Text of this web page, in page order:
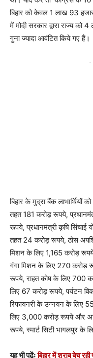
बिहार को केवल 1 लाख 93
में मोदी सरकार द्वारा राज्य
गुना ज्यादा आवंटित किये गए हैं।
-
बिहार के मुद्रा बैंक
तहत 181 करोड़ रूपये,
रूपये, प्रधानमंत्री कृषि सिंचाई
तहत 24 करोड़ रूपये, ठोस
मिशन के लिए 1,165 करोड़
गंगा मिशन के लिए 270 करोड़
रूपये, राहत कोष के लिए 700
लिए 67 करोड़ रूपये, पर्यटन
रिफायनरी के उन्नयन के लिए
लिए 3,000 करोड़ रूपये और
रूपये, स्मार्ट सिटी भागलपुर के
यह भी पढ़ेंःबिहार में शराब बेच